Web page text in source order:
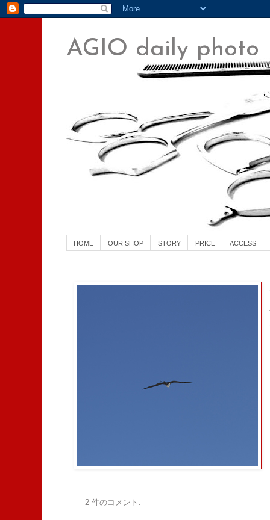
AGIO daily photo
HOME OUR SHOP STORY PRICE ACCESS
2 件のコメント: